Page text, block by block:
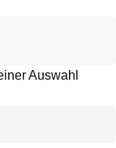
Auswahl